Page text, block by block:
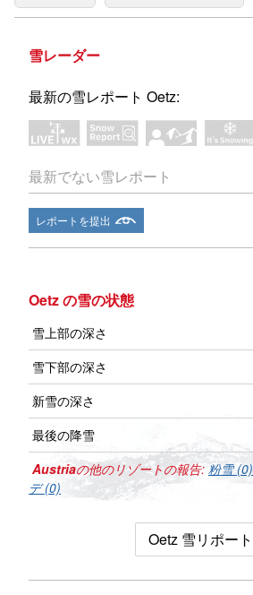
雪レーダー
最新の雪レポート Oetz:
最新でない雪レポート
レポートを提出
Oetz の雪の状態
雪上部の深さ
雪下部の深さ
新雪の深さ
最後の降雪
Austriaの他のリゾートの報告: 粉雪 (0)
デ (0)
Oetz 雪リポート